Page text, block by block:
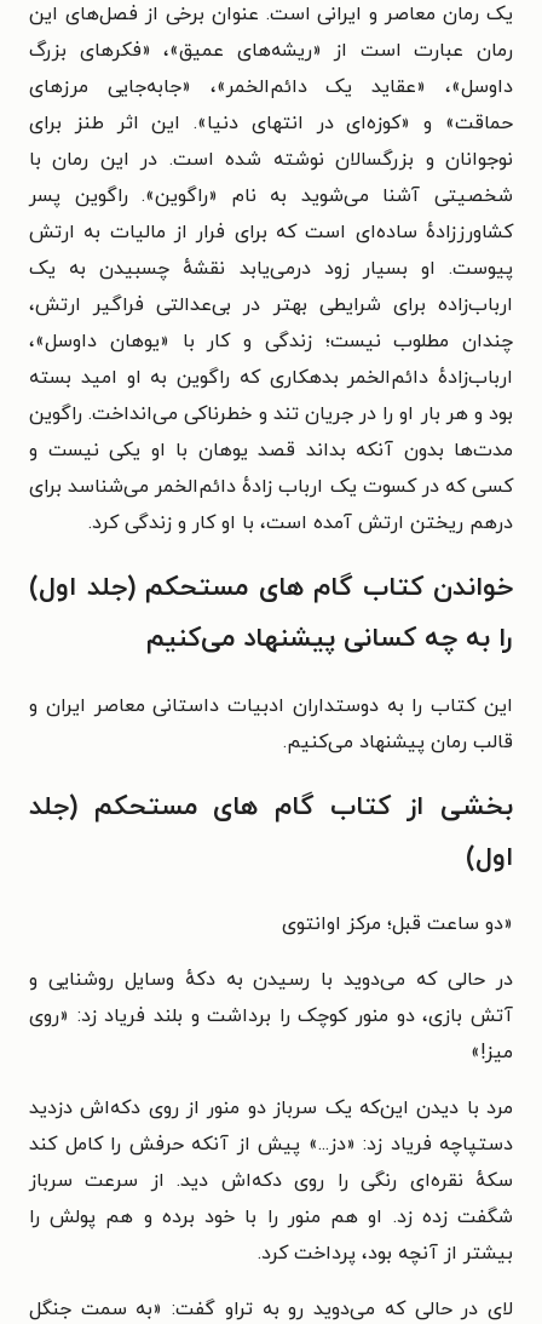
یک رمان معاصر و ایرانی است. عنوان برخی از فصل‌های این
رمان عبارت است از «ریشه‌های عمیق»، «فکرهای بزرگ
داوسل»، «عقاید یک دائم‌الخمر»، «جابه‌جایی مرزهای
حماقت» و «کوزه‌ای در انتهای دنیا». این اثر طنز برای
نوجوانان و بزرگسالان نوشته شده است. در این رمان با
شخصیتی آشنا می‌شوید به نام «راگوین». راگوین پسر
کشاورز‌زادهٔ ساده‌ای است که برای فرار از مالیات به ارتش
پیوست. او بسیار زود درمی‌یابد نقشهٔ چسبیدن به یک
ارباب‌زاده برای شرایطی بهتر در بی‌عدالتی فراگیر ارتش،
چندان مطلوب نیست؛ زندگی و کار با «یوهان داوسل»،
ارباب‌زادهٔ دائم‌الخمر بدهکاری که راگوین به او امید بسته
بود و هر بار او را در جریان تند و خطرناکی می‌انداخت. راگوین
مدت‌ها بدون آنکه بداند قصد یوهان با او یکی نیست و
کسی که در کسوت یک ارباب زادهٔ دائم‌الخمر می‌شناسد برای
درهم ریختن ارتش آمده است، با او کار و زندگی کرد.
خواندن کتاب گام های مستحکم (جلد اول)
را به چه کسانی پیشنهاد می‌کنیم
این کتاب را به دوستداران ادبیات داستانی معاصر ایران و
قالب رمان پیشنهاد می‌کنیم.
بخشی از کتاب گام های مستحکم (جلد
اول)
«دو ساعت قبل؛ مرکز اوانتوی
در حالی که می‌دوید با رسیدن به دکهٔ وسایل روشنایی و
آتش بازی، دو منور کوچک را برداشت و بلند فریاد زد: «روی
میز!»
مرد با دیدن این‌که یک سرباز دو منور از روی دکه‌اش دزدید
دستپاچه فریاد زد: «دز...» پیش از آنکه حرفش را کامل کند
سکهٔ نقره‌ای رنگی را روی دکه‌اش دید. از سرعت سرباز
شگفت زده زد. او هم منور را با خود برده و هم پولش را
بیشتر از آنچه بود، پرداخت کرد.
لای در حالی که می‌دوید رو به تراو گفت: «به سمت جنگل